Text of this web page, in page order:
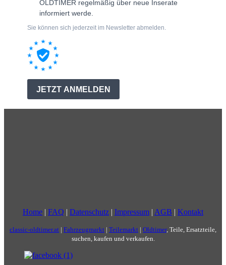
Home | FAQ | Datenschutz | Impressum | AGB | Kontakt
classic-oldtimer.at | Fahrzeugmarkt | Teilemarkt | Oldtimer, Teile, Ersatzteile,
suchen, kaufen und verkaufen.